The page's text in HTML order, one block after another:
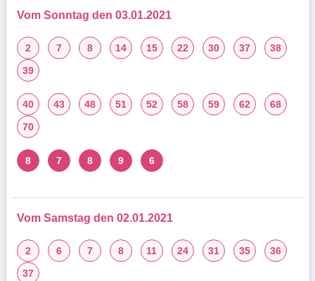
Vom Sonntag den 03.01.2021
2 7 8 14 15 22 30 37
38
39
40 43 48 51 52 58 59 62
68
70
8 7 8 9 6
Vom Samstag den 02.01.2021
2 6 7 8 11 24 31 35
36
37